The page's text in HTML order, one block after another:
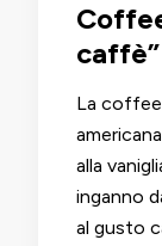
La
alla
inganno
al gusto